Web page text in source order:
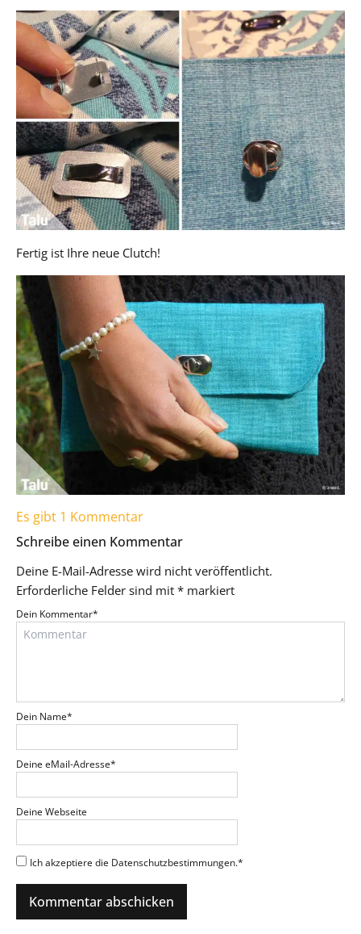
Fertig ist Ihre neue Clutch!
Es gibt 1 Kommentar
Schreibe einen Kommentar
Deine E-Mail-Adresse wird nicht veröffentlicht.
Erforderliche Felder sind mit * markiert
Dein Kommentar*
Dein Name*
Deine eMail-Adresse*
Deine Webseite
Ich akzeptiere die Datenschutzbestimmungen.*